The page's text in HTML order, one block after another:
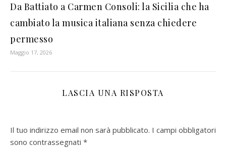
Da Battiato a Carmen Consoli: la Sicilia che ha
cambiato la musica italiana senza chiedere
permesso
Maggio 17, 2026
LASCIA UNA RISPOSTA
Il tuo indirizzo email non sarà pubblicato. I campi obbligatori
sono contrassegnati *